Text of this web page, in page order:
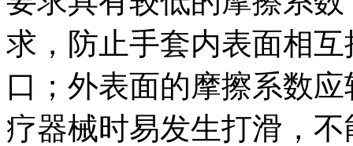
求，防止手套内表面相
口；外表面的摩擦系数
疗器械时易发生打滑，